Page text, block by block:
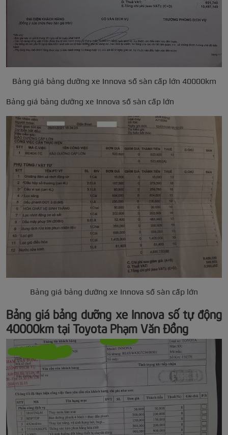
Bảng giá bảng dưỡng xe Innova số sàn cấp lớn 40000km
Bảng giá bảng dưỡng xe Innova số sàn cấp lớn
Bảng giá bảng dưỡng xe Innova số sàn cấp lớn
Bảng giá bảng dưỡng xe Innova số tự động
40000km tại Toyota Phạm Văn Đồng